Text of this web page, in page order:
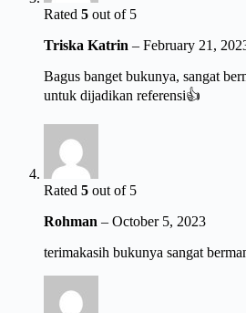
Rated 5 out of 5
Triska Katrin – February 21,
Bagus banget bukunya, sangat
untuk dijadikan referensi👍
Rated 5 out of 5
Rohman – October 5, 2023
terimakasih bukunya sangat